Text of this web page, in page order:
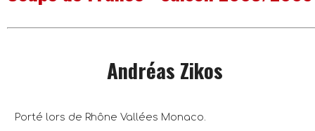
Collection
Contact
Andréas Zikos
Porté lors de Rhône Vallées Monaco.